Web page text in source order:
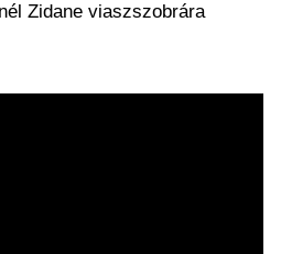
Zidane viaszszobrára